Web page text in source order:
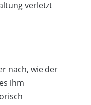
verletzt
nach, wie der
ihm